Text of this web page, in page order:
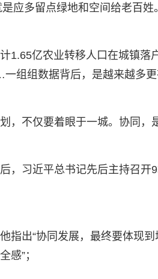
是应多留点绿地和空间给老百姓
1.65亿农业转移人口在城镇落
组组数据背后，是越来越多更
，不仅要着眼于一城。协同，
，习近平总书记先后主持召
指出“协同发展，最终要体现
感”；